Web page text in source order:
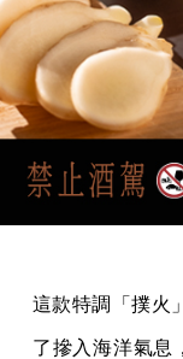
這款特調「撲火
了摻入海洋氣息